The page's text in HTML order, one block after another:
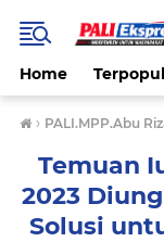
Home
› PALI.MPP.Abu
Temuan
2023
Solusi